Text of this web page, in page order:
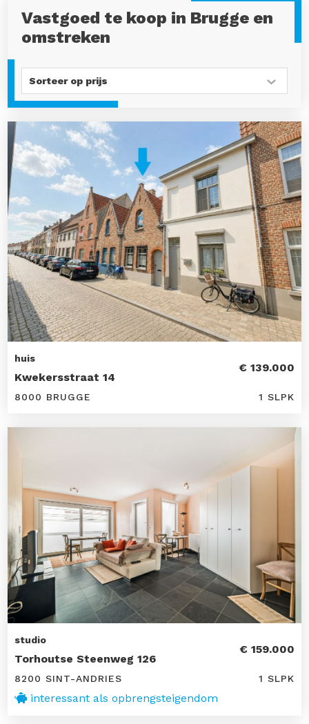
Vastgoed te koop in Brugge en
omstreken
huis
Kwekersstraat 14
€ 139.000
8000 BRUGGE 1 SLPK
studio
Torhoutse Steenweg 126
€ 159.000
8200 SINT-ANDRIES 1 SLPK
interessant als opbrengsteigendom